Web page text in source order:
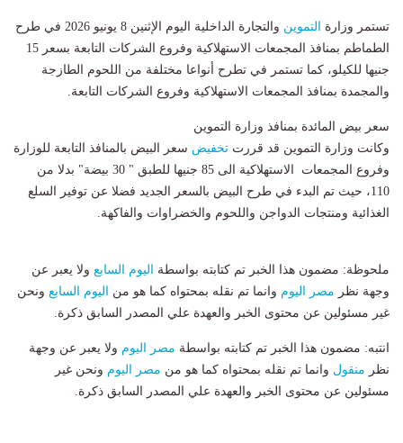
تستمر وزارة التموين
والتجارة الداخلية اليوم الإثنين 8 يونيو 2026 في طرح
الطماطم بمنافذ المجمعات الاستهلاكية وفروع الشركات التابعة بسعر 15
جنيها للكيلو، كما تستمر في تطرح أنواعا مختلفة من اللحوم الطازجة
والمجمدة بمنافذ المجمعات الاستهلاكية وفروع الشركات التابعة.
سعر بيض المائدة بمنافذ وزارة التموين
وكانت وزارة التموين قد قررت تخفيض سعر البيض بالمنافذ التابعة للوزارة
وفروع المجمعات الاستهلاكية الى 85 جنيها للطبق " 30 بيضة" بدلا من
110، حيث تم البدء في طرح البيض بالسعر الجديد فضلا عن توفير السلع
الغذائية ومنتجات الدواجن واللحوم والخضراوات والفاكهة.
ملحوظة: مضمون هذا الخبر تم كتابته بواسطة اليوم السابع ولا يعبر عن
وجهة نظر مصر اليوم وانما تم نقله بمحتواه كما هو من اليوم السابع ونحن
غير مسئولين عن محتوى الخبر والعهدة علي المصدر السابق ذكرة.
انتبه: مضمون هذا الخبر تم كتابته بواسطة مصر اليوم ولا يعبر عن وجهة
نظر منقول وانما تم نقله بمحتواه كما هو من مصر اليوم ونحن غير
مسئولين عن محتوى الخبر والعهدة علي المصدر السابق ذكرة.